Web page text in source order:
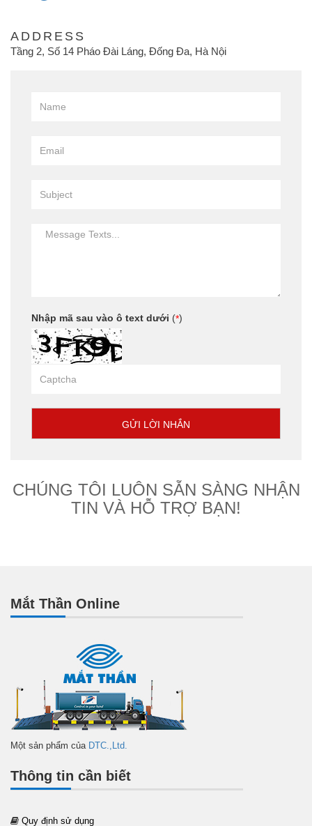
ADDRESS
Tầng 2, Số 14 Pháo Đài Láng, Đống Đa, Hà Nội
Nhập mã sau vào ô text dưới (*)
CHÚNG TÔI LUÔN SẴN SÀNG NHẬN
TIN VÀ HỖ TRỢ BẠN!
Mắt Thần Online
Một sản phẩm của DTC.,Ltd.
Thông tin cần biết
Quy định sử dụng